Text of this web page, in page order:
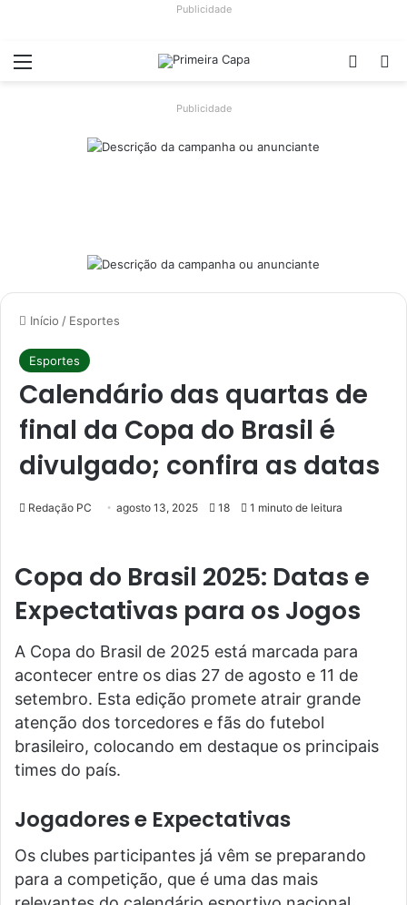
Publicidade
Menu
Publicidade
Início / Esportes
Esportes
Calendário das quartas de
final da Copa do Brasil é
divulgado; confira as datas
Redação PC agosto 13, 2025 18 1 minuto de leitura
Copa do Brasil 2025: Datas e
Expectativas para os Jogos
A Copa do Brasil de 2025 está marcada para
acontecer entre os dias 27 de agosto e 11 de
setembro. Esta edição promete atrair grande
atenção dos torcedores e fãs do futebol
brasileiro, colocando em destaque os principais
times do país.
Jogadores e Expectativas
Os clubes participantes já vêm se preparando
para a competição, que é uma das mais